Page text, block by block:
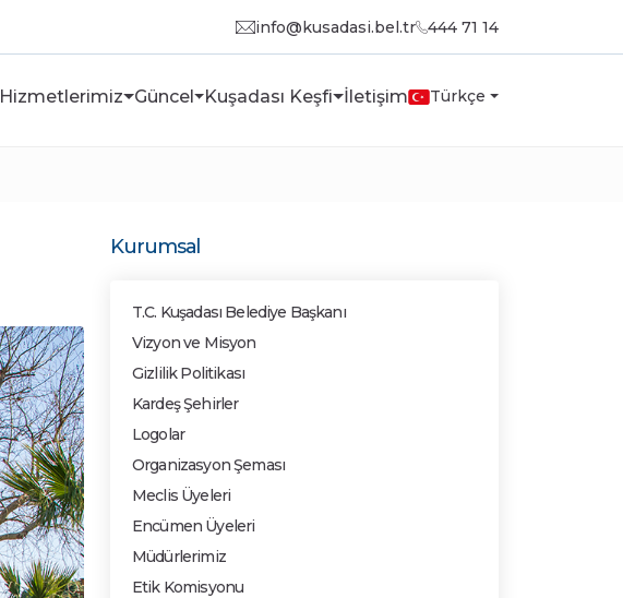
info@kusadasi.bel.tr 444 71 14
Hizmetlerimiz Güncel Kuşadası Keşfi İletişim Türkçe
Kurumsal
T.C. Kuşadası Belediye Başkanı
Vizyon ve Misyon
Gizlilik Politikası
Kardeş Şehirler
Logolar
Organizasyon Şeması
Meclis Üyeleri
Encümen Üyeleri
Müdürlerimiz
Etik Komisyonu